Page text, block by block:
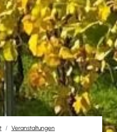
Veranstaltungen